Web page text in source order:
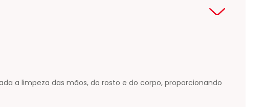
a limpeza das mãos, do rosto e do corpo, proporcionando